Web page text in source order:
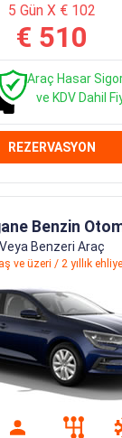
5 Gün X € 102
€ 510
Araç Hasar
ve KDV Dahil
REZERVASYON
Benzin
Veya Benzeri Araç
ve üzeri / 2 yıllık